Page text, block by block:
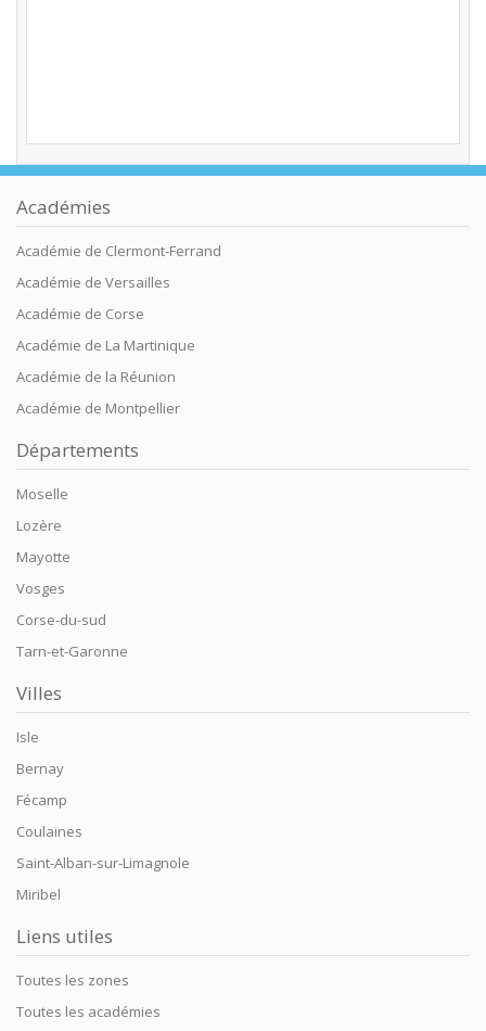
Académies
Académie de Clermont-Ferrand
Académie de Versailles
Académie de Corse
Académie de La Martinique
Académie de la Réunion
Académie de Montpellier
Départements
Moselle
Lozère
Mayotte
Vosges
Corse-du-sud
Tarn-et-Garonne
Villes
Isle
Bernay
Fécamp
Coulaines
Saint-Alban-sur-Limagnole
Miribel
Liens utiles
Toutes les zones
Toutes les académies